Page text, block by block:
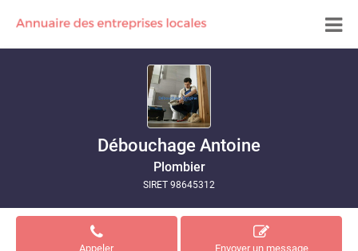
Débouchage Antoine
Plombier
SIRET 98645312
Appeler Envoyer un message